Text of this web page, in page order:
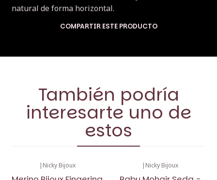
natural de forma horizontal.
COMPARTIR ESTE PRODUCTO
También podría
interesarte uno de
estos
| Nicky Bijoux | Nicky Bijoux